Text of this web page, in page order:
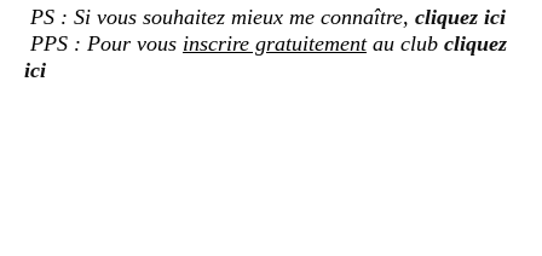
PS : Si vous souhaitez mieux me connaître, cliquez ici
PPS : Pour vous inscrire gratuitementau club cliquez
ici